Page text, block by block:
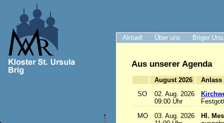
Aktuell Über uns Briger
Aus unserer Agenda
August 2026
SO
02. Aug. 2026
09:00 Uhr
MO
03. Aug. 2026
Hl.